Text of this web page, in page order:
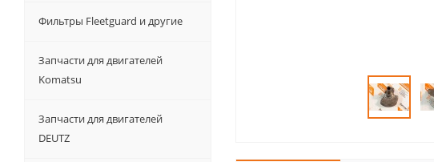
Фильтры Fleetguard и другие
Запчасти для двигателей
Komatsu
Запчасти для двигателей
DEUTZ